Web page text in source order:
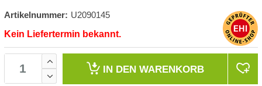
Artikelnummer: U2090145
Kein Liefertermin bekannt.
IN DEN WARENKORB